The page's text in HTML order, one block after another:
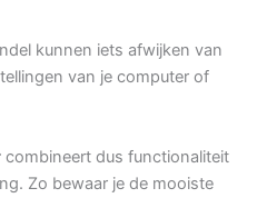
kunnen iets afwijken van
van je computer of
combineert dus functionaliteit
Zo bewaar je de mooiste